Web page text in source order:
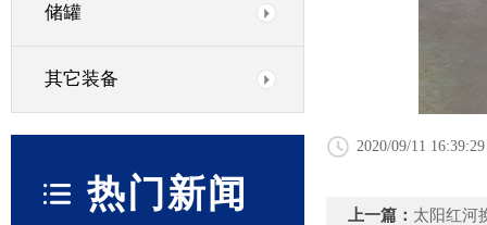
储罐
其它装备
热门新闻
2020/09/11 16:39:29
上一篇： 太阳红河